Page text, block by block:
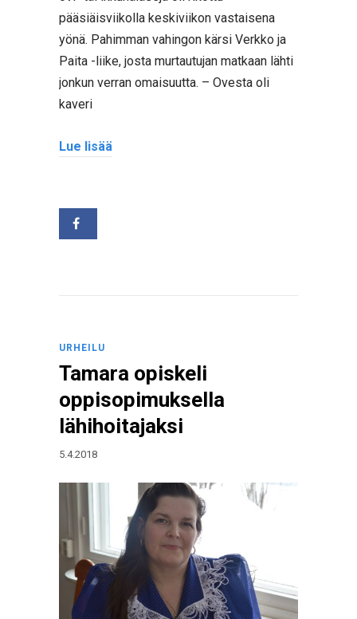
pääsiäisviikolla keskiviikon vastaisena
yönä. Pahimman vahingon kärsi Verkko ja
Paita -liike, josta murtautujan matkaan lähti
jonkun verran omaisuutta. – Ovesta oli
kaveri
Lue lisää
URHEILU
Tamara opiskeli
oppisopimuksella
lähihoitajaksi
5.4.2018